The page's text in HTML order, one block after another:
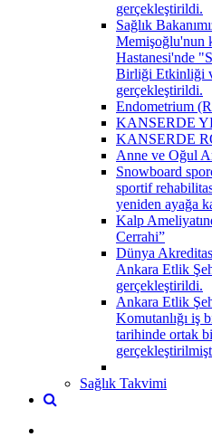
gerçekleştirildi.
Sağlık
Memişoğlu'nun
Hastanesi'nde
Birliği Etkinliği
gerçekleştirildi.
Endometrium
KANSERDE
KANSERDE
Anne ve Oğul
Snowboard
sportif
yeniden ayağa
Kalp
Cerrahi”
Dünya
Ankara Etlik
gerçekleştirildi.
Ankara Etlik
Komutanlığı iş
tarihinde ortak
Sağlık Takvimi